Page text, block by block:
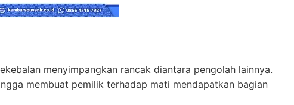
menyimpangkan rancak diantara pengolah lainnya.
membuat pemilik terhadap mati mendapatkan bagian